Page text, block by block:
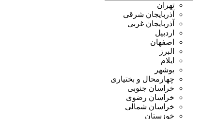
تهران
آذربایجان شرقی
آذربایجان غربی
اردبیل
اصفهان
البرز
ایلام
بوشهر
چهارمحال و بختیاری
خراسان جنوبی
خراسان رضوی
خراسان شمالی
خوزستان